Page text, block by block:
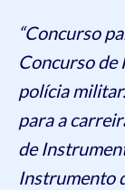
“Concurso
Concurso de
polícia
para a
de
Instrumento